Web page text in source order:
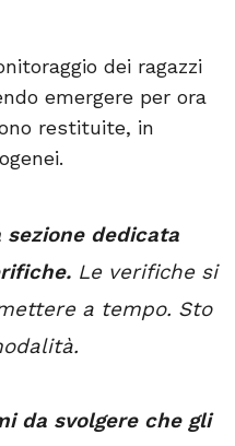
dei ragazzi
emergere per ora
restituite, in
sezione dedicata
Le verifiche si
a tempo. Sto
da svolgere che gli